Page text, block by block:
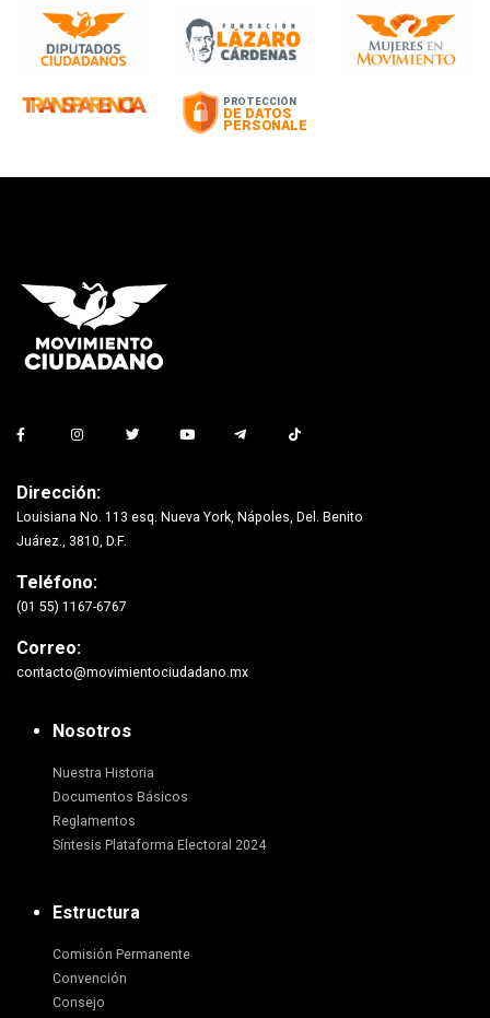
Dirección:
Louisiana No. 113 esq. Nueva York, Nápoles, Del. Benito
Juárez., 3810, D.F.
Teléfono:
(01 55) 1167-6767
Correo:
contacto@movimientociudadano.mx
Nosotros
Nuestra Historia
Documentos Básicos
Reglamentos
Síntesis Plataforma Electoral 2024
Estructura
Comisión Permanente
Convención
Consejo